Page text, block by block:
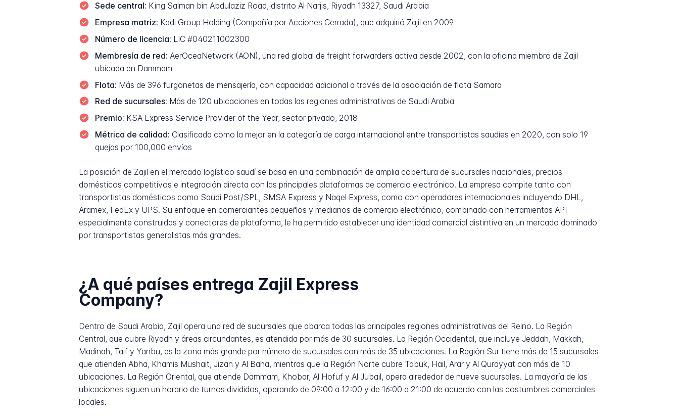
Sede central: King Salman bin Abdulaziz Road, distrito Al Narjis, Riyadh 13327, Saudi Arabia
Empresa matriz: Kadi Group Holding (Compañía por Acciones Cerrada), que adquirió Zajil en 2009
Número de licencia: LIC #040211002300
Membresía de red: AerOceaNetwork (AON), una red global de freight forwarders activa desde 2002, con la oficina miembro de Zajil
ubicada en Dammam
Flota: Más de 396 furgonetas de mensajería, con capacidad adicional a través de la asociación de flota Samara
Red de sucursales: Más de 120 ubicaciones en todas las regiones administrativas de Saudi Arabia
Premio: KSA Express Service Provider of the Year, sector privado, 2018
Métrica de calidad: Clasificada como la mejor en la categoría de carga internacional entre transportistas saudíes en 2020, con solo 19
quejas por 100,000 envíos
La posición de Zajil en el mercado logístico saudí se basa en una combinación de amplia cobertura de sucursales nacionales, precios
domésticos competitivos e integración directa con las principales plataformas de comercio electrónico. La empresa compite tanto con
transportistas domésticos como Saudi Post/SPL, SMSA Express y Naqel Express, como con operadores internacionales incluyendo DHL,
Aramex, FedEx y UPS. Su enfoque en comerciantes pequeños y medianos de comercio electrónico, combinado con herramientas API
especialmente construidas y conectores de plataforma, le ha permitido establecer una identidad comercial distintiva en un mercado dominado
por transportistas generalistas más grandes.
¿A qué países entrega Zajil Express
Company?
Dentro de Saudi Arabia, Zajil opera una red de sucursales que abarca todas las principales regiones administrativas del Reino. La Región
Central, que cubre Riyadh y áreas circundantes, es atendida por más de 30 sucursales. La Región Occidental, que incluye Jeddah, Makkah,
Madinah, Taif y Yanbu, es la zona más grande por número de sucursales con más de 35 ubicaciones. La Región Sur tiene más de 15 sucursales
que atienden Abha, Khamis Mushait, Jizan y Al Baha, mientras que la Región Norte cubre Tabuk, Hail, Arar y Al Qurayyat con más de 10
ubicaciones. La Región Oriental, que atiende Dammam, Khobar, Al Hofuf y Al Jubail, opera alrededor de nueve sucursales. La mayoría de las
ubicaciones siguen un horario de turnos divididos, operando de 09:00 a 12:00 y de 16:00 a 21:00 de acuerdo con las costumbres comerciales
locales.